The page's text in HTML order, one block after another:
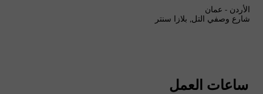
الأردن - عمان
شارع وصفي التل, بلازا سنتر
ساعات العمل